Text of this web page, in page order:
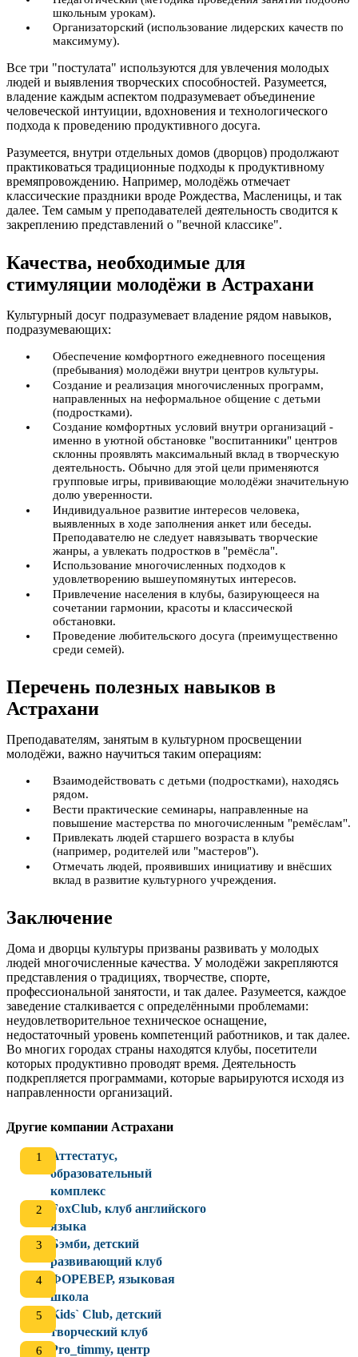
школьным урокам).
Организаторский (использование лидерских качеств по
максимуму).
Все три "постулата" используются для увлечения молодых
людей и выявления творческих способностей. Разумеется,
владение каждым аспектом подразумевает объединение
человеческой интуиции, вдохновения и технологического
подхода к проведению продуктивного досуга.
Разумеется, внутри отдельных домов (дворцов) продолжают
практиковаться традиционные подходы к продуктивному
времяпровождению. Например, молодёжь отмечает
классические праздники вроде Рождества, Масленицы, и так
далее. Тем самым у преподавателей деятельность сводится к
закреплению представлений о "вечной классике".
Качества, необходимые для
стимуляции молодёжи в Астрахани
Культурный досуг подразумевает владение рядом навыков,
подразумевающих:
Обеспечение комфортного ежедневного посещения
(пребывания) молодёжи внутри центров культуры.
Создание и реализация многочисленных программ,
направленных на неформальное общение с детьми
(подростками).
Создание комфортных условий внутри организаций -
именно в уютной обстановке "воспитанники" центров
склонны проявлять максимальный вклад в творческую
деятельность. Обычно для этой цели применяются
групповые игры, прививающие молодёжи значительную
долю уверенности.
Индивидуальное развитие интересов человека,
выявленных в ходе заполнения анкет или беседы.
Преподавателю не следует навязывать творческие
жанры, а увлекать подростков в "ремёсла".
Использование многочисленных подходов к
удовлетворению вышеупомянутых интересов.
Привлечение населения в клубы, базирующееся на
сочетании гармонии, красоты и классической
обстановки.
Проведение любительского досуга (преимущественно
среди семей).
Перечень полезных навыков в
Астрахани
Преподавателям, занятым в культурном просвещении
молодёжи, важно научиться таким операциям:
Взаимодействовать с детьми (подростками), находясь
рядом.
Вести практические семинары, направленные на
повышение мастерства по многочисленным "ремёслам".
Привлекать людей старшего возраста в клубы
(например, родителей или "мастеров").
Отмечать людей, проявивших инициативу и внёсших
вклад в развитие культурного учреждения.
Заключение
Дома и дворцы культуры призваны развивать у молодых
людей многочисленные качества. У молодёжи закрепляются
представления о традициях, творчестве, спорте,
профессиональной занятости, и так далее. Разумеется, каждое
заведение сталкивается с определёнными проблемами:
неудовлетворительное техническое оснащение,
недостаточный уровень компетенций работников, и так далее.
Во многих городах страны находятся клубы, посетители
которых продуктивно проводят время. Деятельность
подкрепляется программами, которые варьируются исходя из
направленности организаций.
Другие компании Астрахани
Аттестатус,
образовательный
комплекс
FoxClub, клуб английского
языка
Бэмби, детский
развивающий клуб
ФОРЕВЕР, языковая
школа
Kids` Club, детский
творческий клуб
Pro_timmy, центр